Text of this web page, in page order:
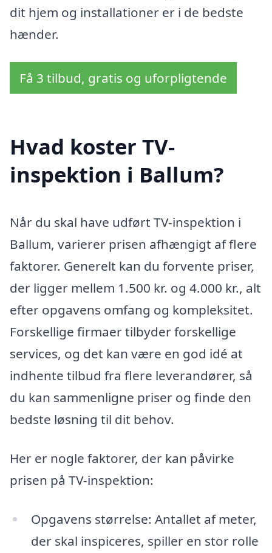
dit hjem og installationer er i de bedste
hænder.
Få 3 tilbud, gratis og uforpligtende
Hvad koster TV-
inspektion i Ballum?
Når du skal have udført TV-inspektion i
Ballum, varierer prisen afhængigt af flere
faktorer. Generelt kan du forvente priser,
der ligger mellem 1.500 kr. og 4.000 kr., alt
efter opgavens omfang og kompleksitet.
Forskellige firmaer tilbyder forskellige
services, og det kan være en god idé at
indhente tilbud fra flere leverandører, så
du kan sammenligne priser og finde den
bedste løsning til dit behov.
Her er nogle faktorer, der kan påvirke
prisen på TV-inspektion:
Opgavens størrelse: Antallet af meter,
der skal inspiceres, spiller en stor rolle